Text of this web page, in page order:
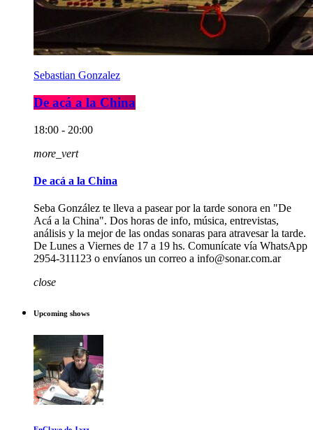
Sebastian Gonzalez
De acá a la China
18:00 - 20:00
more_vert
De acá a la China
Seba González te lleva a pasear por la tarde sonora en "De
Acá a la China". Dos horas de info, música, entrevistas,
análisis y la mejor de las ondas sonaras para atravesar la tarde.
De Lunes a Viernes de 17 a 19 hs. Comunícate vía WhatsApp
2954-311123 o envíanos un correo a info@sonar.com.ar
close
Upcoming shows